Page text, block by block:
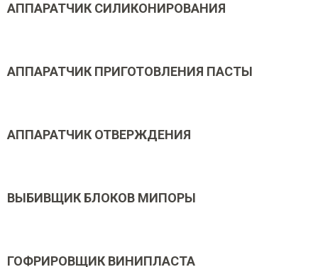
АППАРАТЧИК СИЛИКОНИРОВАНИЯ
АППАРАТЧИК ПРИГОТОВЛЕНИЯ ПАСТЫ
АППАРАТЧИК ОТВЕРЖДЕНИЯ
ВЫБИВЩИК БЛОКОВ МИПОРЫ
ГОФРИРОВЩИК ВИНИПЛАСТА